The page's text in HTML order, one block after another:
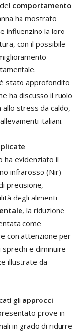
comportamento
ha mostrato
influenzino la loro
con il possibile
è stato approfondito
ha discusso il ruolo
stress da caldo,
italiani.
ha evidenziato il
infrarosso (Nir)
precisione,
degli alimenti.
, la riduzione
come
con attenzione per
e diminuire
illustrate da
gli approcci
prove in
in grado di ridurre